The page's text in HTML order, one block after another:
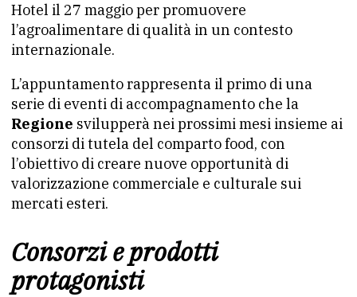
Hotel il 27 maggio per promuovere
l’agroalimentare di qualità in un contesto
internazionale.
L’appuntamento rappresenta il primo di una
serie di eventi di accompagnamento che la
Regione svilupperà nei prossimi mesi insieme ai
consorzi di tutela del comparto food, con
l’obiettivo di creare nuove opportunità di
valorizzazione commerciale e culturale sui
mercati esteri.
Consorzi e prodotti
protagonisti